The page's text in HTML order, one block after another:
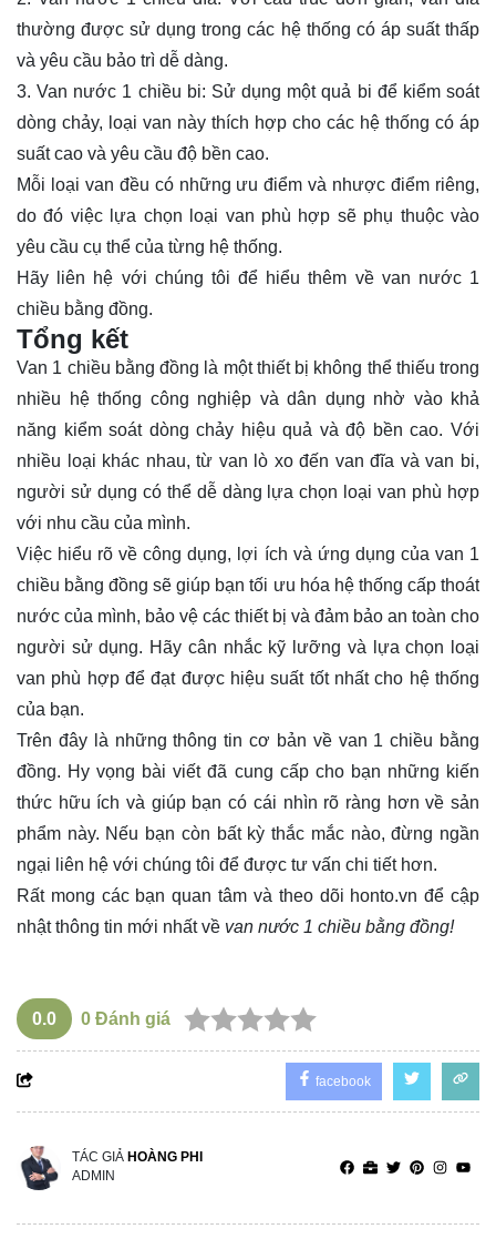
thường được sử dụng trong các hệ thống có áp suất thấp
và yêu cầu bảo trì dễ dàng.
3. Van nước 1 chiều bi: Sử dụng một quả bi để kiểm soát
dòng chảy, loại van này thích hợp cho các hệ thống có áp
suất cao và yêu cầu độ bền cao.
Mỗi loại van đều có những ưu điểm và nhược điểm riêng,
do đó việc lựa chọn loại van phù hợp sẽ phụ thuộc vào
yêu cầu cụ thể của từng hệ thống.
Hãy
liên hệ với chúng tôi để hiểu thêm về van nước 1
chiều bằng đồng.
Tổng kết
Van 1 chiều bằng đồng là một thiết bị không thể thiếu trong
nhiều hệ thống công nghiệp và dân dụng nhờ vào khả
năng kiểm soát dòng chảy hiệu quả và độ bền cao. Với
nhiều loại khác nhau, từ van lò xo đến van đĩa và van bi,
người sử dụng có thể dễ dàng lựa chọn loại van phù hợp
với nhu cầu của mình.
Việc hiểu rõ về công dụng, lợi ích và ứng dụng của van 1
chiều bằng đồng sẽ giúp bạn tối ưu hóa hệ thống cấp thoát
nước của mình, bảo vệ các thiết bị và đảm bảo an toàn cho
người sử dụng. Hãy cân nhắc kỹ lưỡng và lựa chọn loại
van phù hợp để đạt được hiệu suất tốt nhất cho hệ thống
của bạn.
Trên đây là những thông tin cơ bản về van 1 chiều bằng
đồng. Hy vọng bài viết đã cung cấp cho bạn những kiến
thức hữu ích và giúp bạn có cái nhìn rõ ràng hơn về sản
phẩm này. Nếu bạn còn bất kỳ thắc mắc nào, đừng ngần
ngại liên hệ với chúng tôi để được tư vấn chi tiết hơn.
Rất mong các bạn quan tâm và theo dõi honto.vn để cập
nhật thông tin mới nhất về van nước 1 chiều bằng đồng!
0.0 0 Đánh giá
facebook
TÁC GIẢ HOÀNG PHI
ADMIN